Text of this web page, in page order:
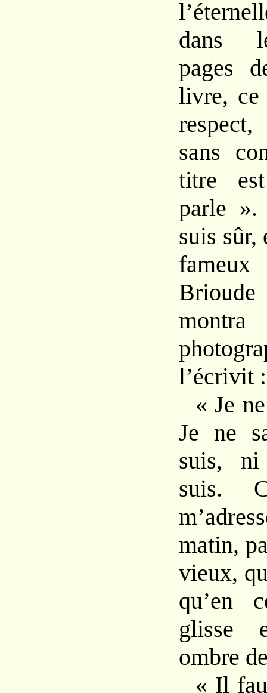
dans
pages
livre, ce
sans
titre
parle ».
suis sûr,
l’écrivit :
« Je
Je ne
suis,
suis.
matin,
vieux,
qu’en
glisse
ombre
« Il